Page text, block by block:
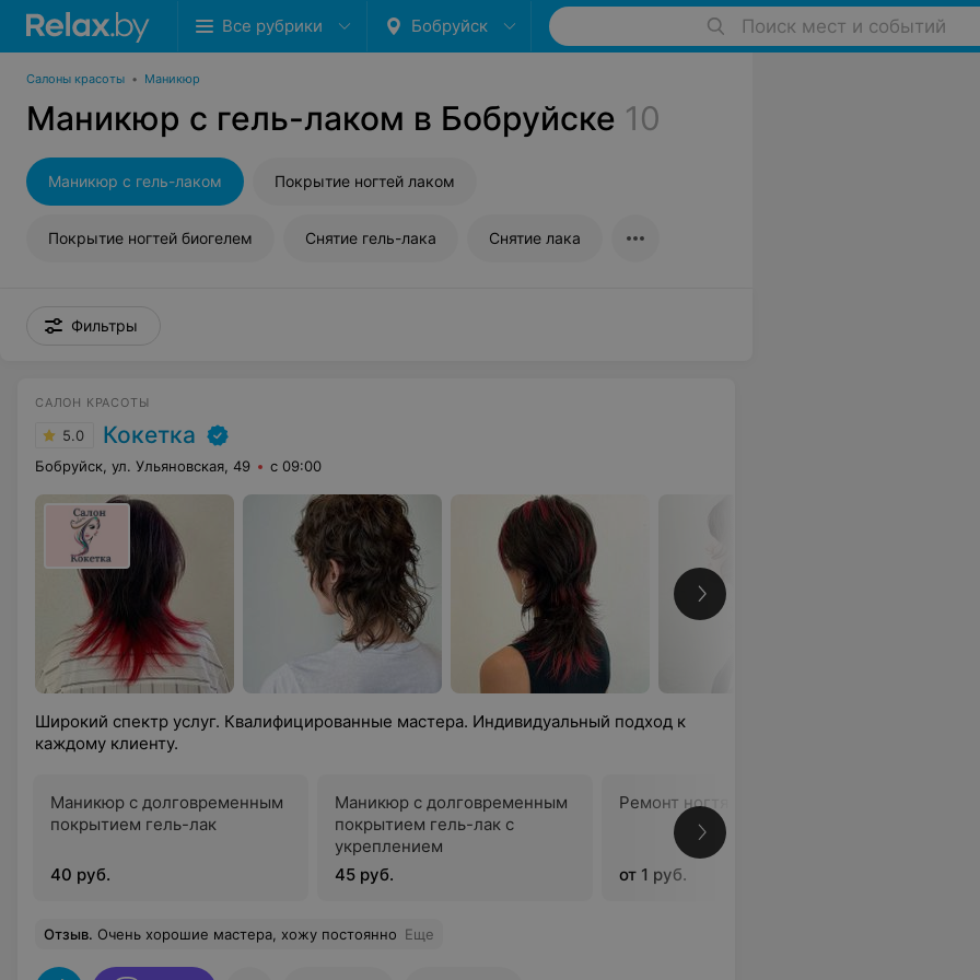
Все рубрики Бобруйск Поиск мест и событий
Салоны красоты • Маникюр
Маникюр с гель-лаком в Бобруйске 10
Маникюр с гель-лаком Покрытие ногтей лаком
Покрытие ногтей биогелем Снятие гель-лака Снятие лака
Фильтры
САЛОН КРАСОТЫ
5.0 Кокетка
Бобруйск, ул. Ульяновская, 49 с 09:00
Широкий спектр услуг. Квалифицированные мастера. Индивидуальный подход к
каждому клиенту.
Маникюр с долговременным
покрытием гель-лак
40 руб.
Маникюр с долговременным
покрытием гель-лак с
укреплением
45 руб.
Ремонт ногтя
от 1 руб.
Отзыв. Очень хорошие мастера, хожу постоянно Еще